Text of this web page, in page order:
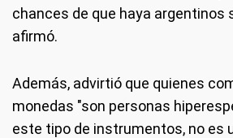
chances de que haya argentinos
afirmó.
Además, advirtió que quienes
monedas "son personas
este tipo de instrumentos, no es